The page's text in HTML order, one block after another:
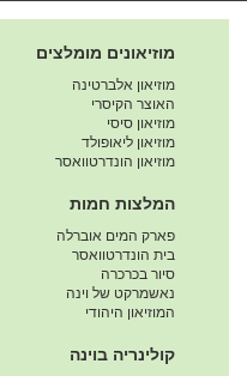
מוזיאונים מומלצים
מוזיאון אלברטינה
האוצר הקיסרי
מוזיאון סיסי
מוזיאון ליאופולד
מוזיאון הונדרטוואסר
המלצות חמות
פארק המים אוברלה
בית הונדרטוואסר
סיור בכרכרה
נאשמרקט של וינה
המוזיאון היהודי
קולינריה בוינה